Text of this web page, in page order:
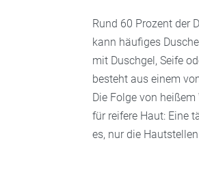
Rund 60 Prozent der
kann häufiges
mit Duschgel, Seife
besteht aus einem
Die Folge von
für reifere Haut: Eine
es, nur die